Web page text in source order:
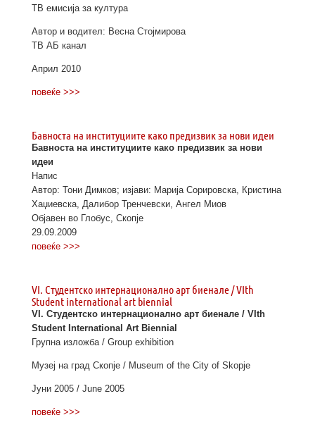
ТВ емисија за култура
Автор и водител: Весна Стојмирова
ТВ АБ канал
Април 2010
повеќе >>>
Бавноста на институциите како предизвик за нови идеи
Бавноста на институциите како предизвик за нови
идеи
Напис
Автор: Тони Димков; изјави: Марија Сорировска, Кристина
Хаџиевска, Далибор Тренчевски, Ангел Миов
Објавен во Глобус, Скопје
29.09.2009
повеќе >>>
VI. Студентско интернационално арт биенале / VIth
Student international art biennial
VI. Студентско интернационално арт биенале / VIth
Student International Art Biennial
Групна изложба / Group exhibition
Музеј на град Скопје / Museum of the City of Skopje
Јуни 2005 / June 2005
повеќе >>>